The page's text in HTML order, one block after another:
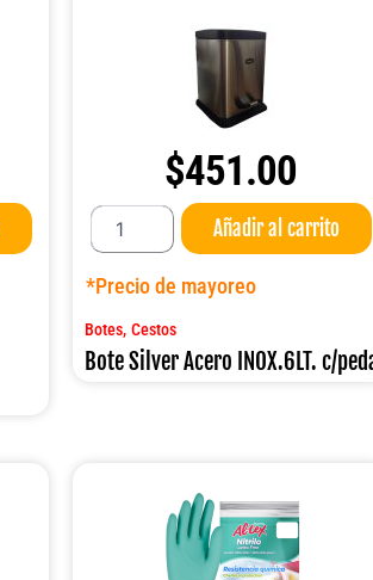
$451.00
Bote
Silver
Acero
INOX.6LT.
cantidad
Añadir al carrito
*Precio de mayoreo
Botes,Cestos
Bote Silver Acero INOX.6LT. c/